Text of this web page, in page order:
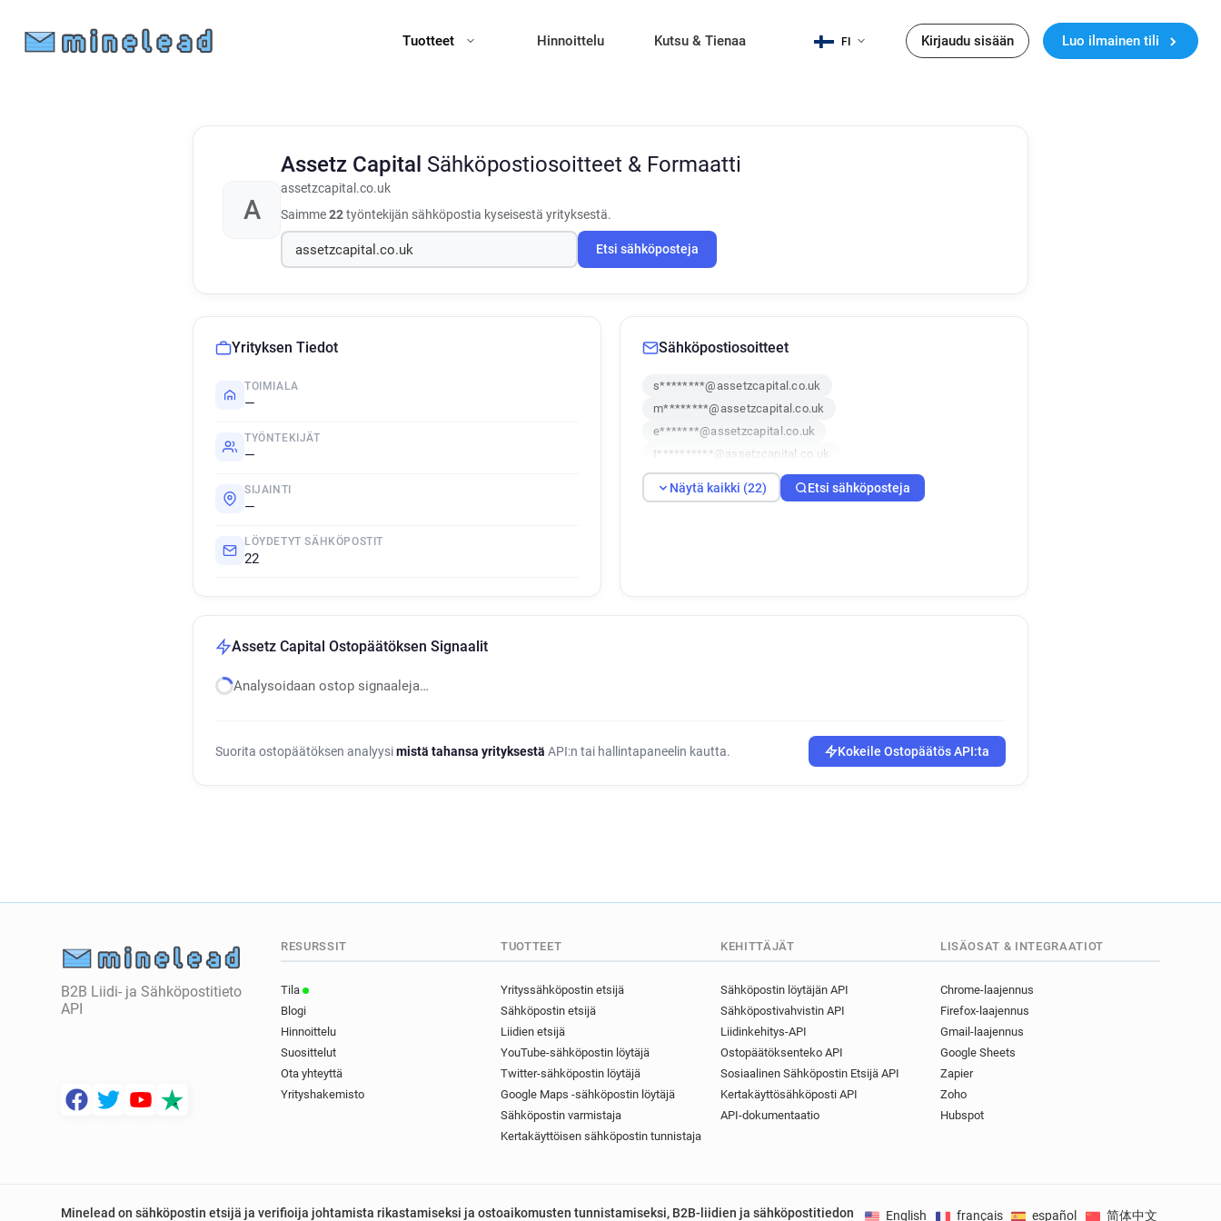
Tuotteet Hinnoittelu Kutsu & Tienaa FI Kirjaudu sisään Luo ilmainen tili
A
Assetz Capital Sähköpostiosoitteet & Formaatti
assetzcapital.co.uk
Saimme22työntekijän sähköpostia kyseisestä yrityksestä.
Etsi sähköposteja
Yrityksen Tiedot
TOIMIALA
—
TYÖNTEKIJÄT
—
SIJAINTI
—
LÖYDETYT SÄHKÖPOSTIT
22
Sähköpostiosoitteet
s********@assetzcapital.co.uk
m********@assetzcapital.co.uk
e*******@assetzcapital.co.uk
t**********@assetzcapital.co.uk
d***********@assetzcapital.co.uk
j**********@assetzcapital.co.uk
i**********@assetzcapital.co.uk
Näytä kaikki (22) Etsi sähköposteja
Assetz Capital Ostopäätöksen Signaalit
Analysoidaan ostop signaaleja…
Suorita ostopäätöksen analyysimistä tahansa yrityksestä API:n tai hallintapaneelin kautta. Kokeile Ostopäätös API:ta
B2B Liidi- ja Sähköpostitieto
API
RESURSSIT
Tila
Blogi
Hinnoittelu
Suosittelut
Ota yhteyttä
Yrityshakemisto
TUOTTEET
Yrityssähköpostin etsijä
Sähköpostin etsijä
Liidien etsijä
YouTube-sähköpostin löytäjä
Twitter-sähköpostin löytäjä
Google Maps -sähköpostin löytäjä
Sähköpostin varmistaja
Kertakäyttöisen sähköpostin tunnistaja
KEHITTÄJÄT
Sähköpostin löytäjän API
Sähköpostivahvistin API
Liidinkehitys-API
Ostopäätöksenteko API
Sosiaalinen Sähköpostin Etsijä API
Kertakäyttösähköposti API
API-dokumentaatio
LISÄOSAT & INTEGRAATIOT
Chrome-laajennus
Firefox-laajennus
Gmail-laajennus
Google Sheets
Zapier
Zoho
Hubspot
Minelead on sähköpostin etsijä ja verifioija johtamista rikastamiseksi ja ostoaikomusten tunnistamiseksi, B2B-liidien ja sähköpostitiedon
English français español 简体中文